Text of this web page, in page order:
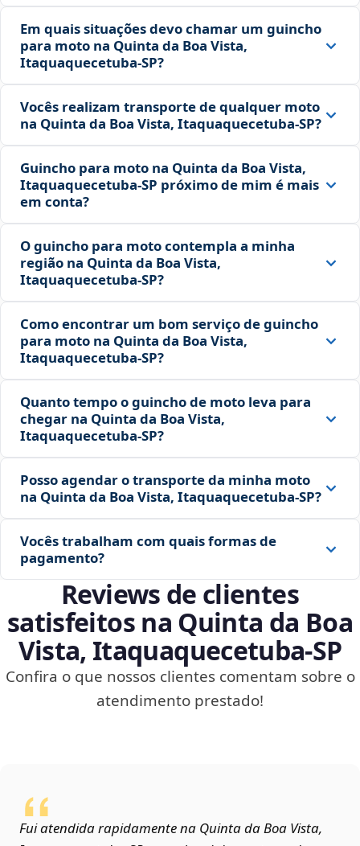
Em quais situações devo chamar um guincho
para moto na Quinta da Boa Vista,
Itaquaquecetuba‑SP?
Vocês realizam transporte de qualquer moto
na Quinta da Boa Vista, Itaquaquecetuba‑SP?
Guincho para moto na Quinta da Boa Vista,
Itaquaquecetuba‑SP próximo de mim é mais
em conta?
O guincho para moto contempla a minha
região na Quinta da Boa Vista,
Itaquaquecetuba‑SP?
Como encontrar um bom serviço de guincho
para moto na Quinta da Boa Vista,
Itaquaquecetuba‑SP?
Quanto tempo o guincho de moto leva para
chegar na Quinta da Boa Vista,
Itaquaquecetuba‑SP?
Posso agendar o transporte da minha moto
na Quinta da Boa Vista, Itaquaquecetuba‑SP?
Vocês trabalham com quais formas de
pagamento?
Reviews de clientes
satisfeitos na Quinta da Boa
Vista, Itaquaquecetuba‑SP
Confira o que nossos clientes comentam sobre o
atendimento prestado!
Fui atendida rapidamente na Quinta da Boa Vista,